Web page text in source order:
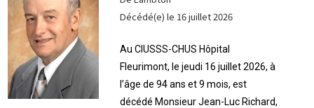
Décédé(e) le 16 juillet 2026
Au CIUSSS-CHUS Hôpital
Fleurimont, le jeudi 16 juillet 2026, à
l’âge de 94 ans et 9 mois, est
décédé Monsieur Jean-Luc Richard,